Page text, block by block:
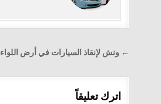
تصفّح
← ونش لإنقاذ السيارات في أرض اللواء
اترك تعليقاً